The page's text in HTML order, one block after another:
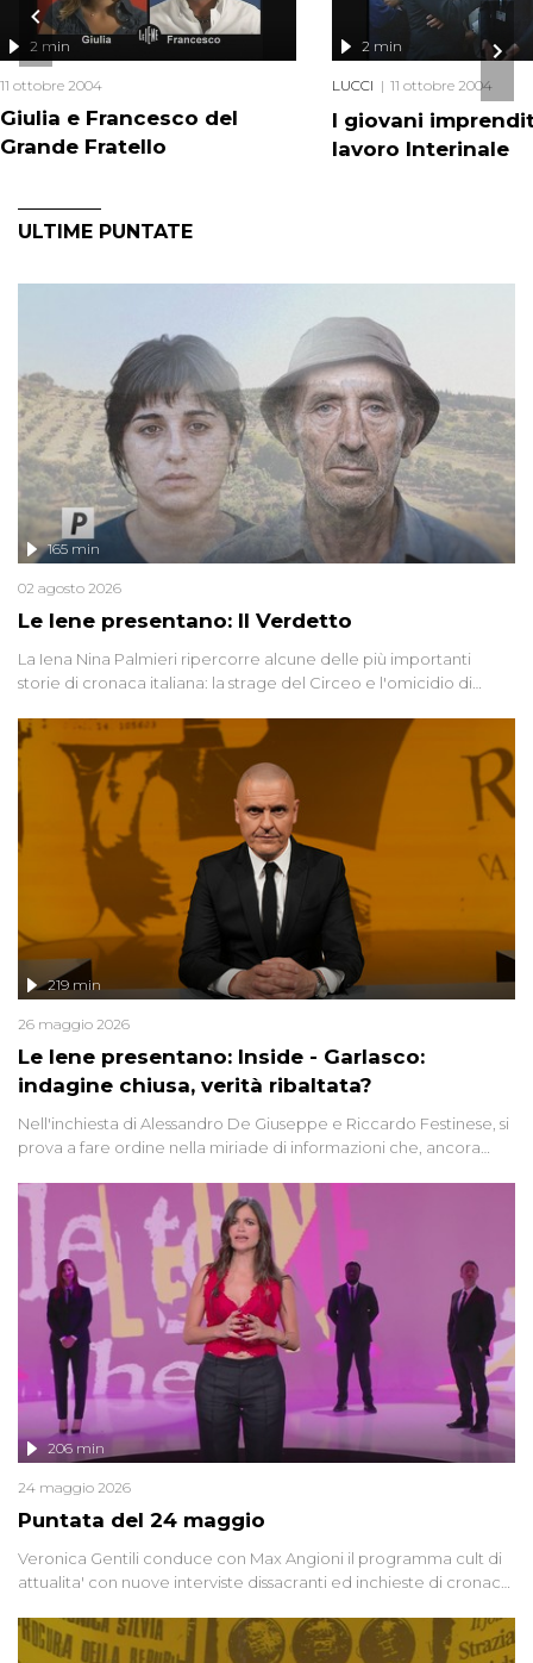
Giulia e Francesco del
Grande Fratello
2 min
11 ottobre 2004
I giovani
lavoro Interinale
2 min
LUCCI 11 ottobre 2004
ULTIME PUNTATE
Le Iene presentano: Il Verdetto
165 min
02 agosto 2026
La Iena Nina Palmieri ripercorre alcune delle più importanti
storie di cronaca italiana: la strage del Circeo e l'omicidio di
Le Iene presentano: Inside - Garlasco:
indagine chiusa, verità ribaltata?
219 min
26 maggio 2026
Nell'inchiesta di Alessandro De Giuseppe e Riccardo Festinese, si
prova a fare ordine nella miriade di informazioni che, ancora
giudiziarie più discusse degli ultimi anni. Lo speciale ricostruisce la
vicenda mettendo in fila testimonianze, errori, dettagli
controversi e i protagonisti di un'indagine che sembra non avere
fine.
Puntata del 24 maggio
206 min
24 maggio 2026
Veronica Gentili conduce con Max Angioni il programma cult di
attualita' con nuove interviste dissacranti ed inchieste di cronaca